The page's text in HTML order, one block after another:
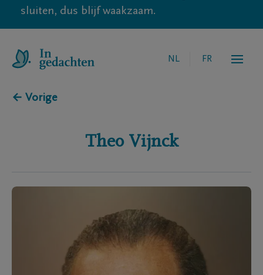
sluiten, dus blijf waakzaam.
NL FR
← Vorige
Theo Vijnck